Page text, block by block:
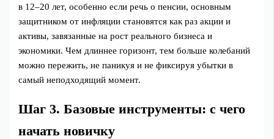
в 12–20 лет, особенно если речь о пенсии, основным
защитником от инфляции становятся как раз акции и
активы, завязанные на рост реального бизнеса и
экономики. Чем длиннее горизонт, тем больше колебаний
можно пережить, не паникуя и не фиксируя убытки в
самый неподходящий момент.
Шаг 3. Базовые инструменты: с чего
начать новичку